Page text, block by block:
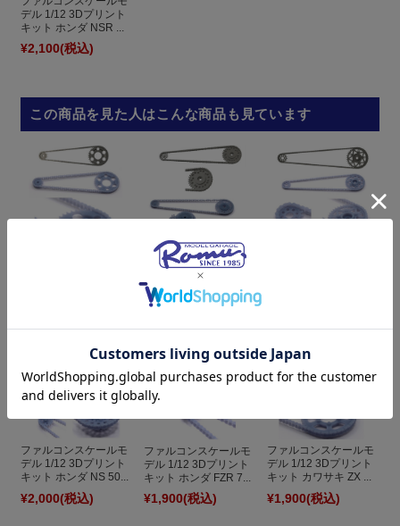
デル 1/12 3Dプリント
キット ホンダ NSR ...
¥2,100(税込)
この商品を見た人はこんな商品も見ています
ファルコンスケールモ
デル 1/12 3Dプリント
キット ホンダ RC21...
¥2,000
ファルコンスケールモ
デル 1/12 3Dプリント
キット ホンダ NS 50...
¥2,000(税込)
ファルコンスケールモ
デル 1/12 3Dプリント
キット ホンダ FZR 7...
¥1,900(税込)
ファルコンスケールモ
デル 1/12 3Dプリント
キット カワサキ ZX ...
¥1,900(税込)